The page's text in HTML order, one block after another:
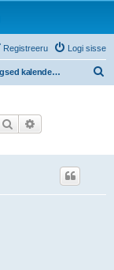
Logi sisse
Registreeru
ENSV aegsed kalendertemplid
Otsi